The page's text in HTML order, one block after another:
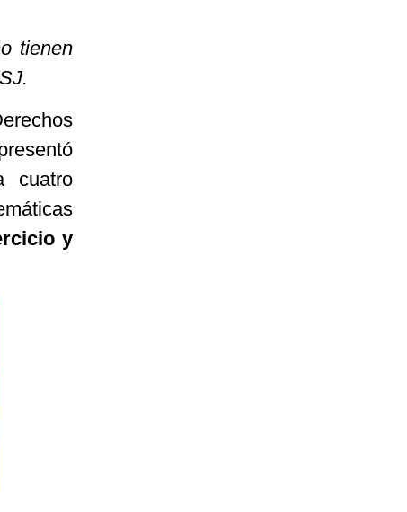
tienen
cuatro
y